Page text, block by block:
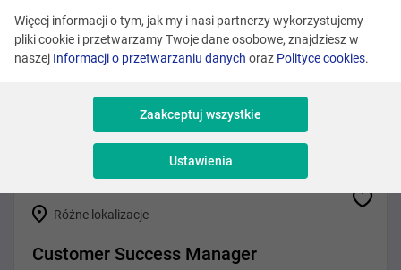
Różne lokalizacje
Różne lokalizacje
Customer Success Manager
Więcej informacji o tym, jak my i nasi partnerzy wykorzystujemy
pliki cookie i przetwarzamy Twoje dane osobowe, znajdziesz w
naszej Informacji o przetwarzaniu danych oraz Polityce cookies.
Zaakceptuj wszystkie
Ustawienia